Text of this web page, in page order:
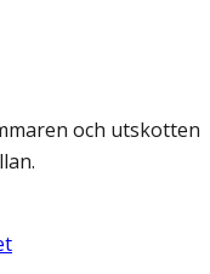
och utskotten